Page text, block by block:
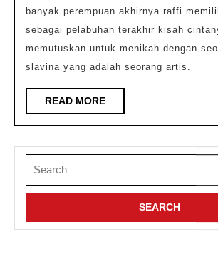
banyak perempuan akhirnya raffi
sebagai pelabuhan terakhir kisah
memutuskan untuk menikah dengan
slavina yang adalah seorang artis.
READ MOREREAD
MORE
for: